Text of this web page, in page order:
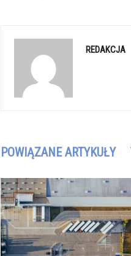
REDAKCJA
POWIĄZANE ARTYKUŁY